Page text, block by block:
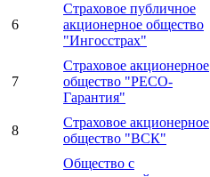
6
Страховое публичное
акционерное общество
"Ингосстрах"
7
Страховое акционерное
общество "РЕСО-
Гарантия"
8
Страховое акционерное
общество "ВСК"
Общество с